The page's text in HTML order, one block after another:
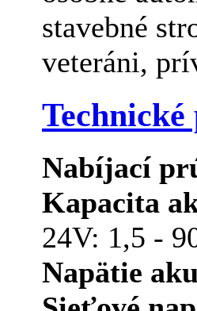
stavebné
veteráni,
Nabíjací
Kapacita
24V: 1,5 -
Napätie